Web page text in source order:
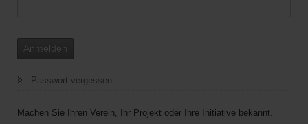
Anmelden
Passwort vergessen
Machen Sie Ihren Verein, Ihr Projekt oder Ihre Initiative bekannt.